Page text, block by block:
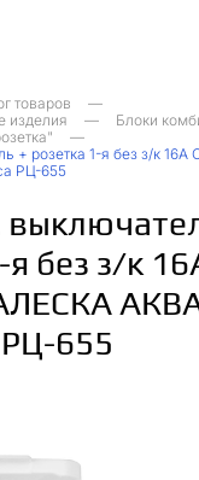
товаров
изделия
Блоки
+ розетка 1-я без з/к
РЦ-655
я без з/к
655